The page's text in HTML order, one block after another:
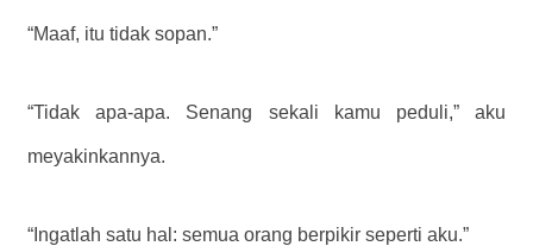
“Maaf, itu tidak sopan.”
“Tidak apa-apa. Senang sekali kamu peduli,” aku
meyakinkannya.
“Ingatlah satu hal: semua orang berpikir seperti aku.”